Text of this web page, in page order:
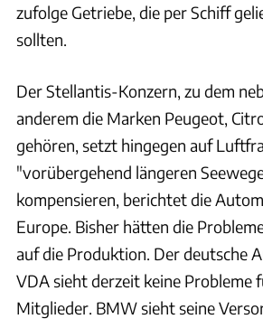
zufolge Getriebe, die per Schiff
sollten.
Der Stellantis-Konzern, zu dem
anderem die Marken Peugeot,
gehören, setzt hingegen auf
"vorübergehend längeren
kompensieren, berichtet die
Europe. Bisher hätten die
auf die Produktion. Der deutsche
VDA sieht derzeit keine Probleme
Mitglieder. BMW sieht seine